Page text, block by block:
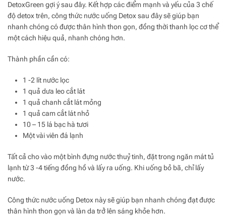
DetoxGreen gợi ý sau đây. Kết hợp các điểm mạnh và yếu của 3 chế
độ detox trên, công thức nước uống Detox sau đây sẽ giúp bạn
nhanh chóng có được thân hình thon gọn, đồng thời thanh lọc cơ thể
một cách hiệu quả, nhanh chóng hơn.
Thành phần cần có:
1 -2 lít nước lọc
1 quả dưa leo cắt lát
1 quả chanh cắt lát mỏng
1 quả cam cắt lát nhỏ
10 – 15 lá bạc hà tươi
Một vài viên đá lạnh
Tất cả cho vào một bình đựng nước thuỷ tinh, đặt trong ngăn mát tủ
lạnh từ 3 -4 tiếng đồng hồ và lấy ra uống. Khi uống bỏ bã, chỉ lấy
nước.
Công thức nước uống Detox này sẽ giúp bạn nhanh chóng đạt được
thân hình thon gọn và làn da trở lên sáng khỏe hơn.